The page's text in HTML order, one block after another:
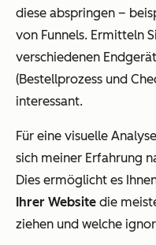
diese abspringen –
von Funnels. Ermitteln
verschiedenen
(Bestellprozess und
interessant.
Für eine visuelle
sich meiner Erfahrung
Dies ermöglicht es
Ihrer Website die
ziehen und welche